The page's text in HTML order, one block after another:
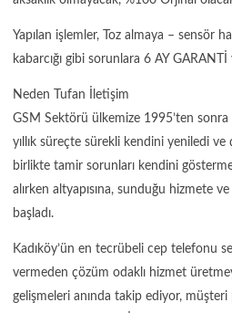
Yapılan işlemler, Toz almaya – sensör
kabarcığı gibi sorunlara 6 AY
Neden Tufan İletişim
GSM Sektörü ülkemize 1995’ten sonra
yıllık süreçte sürekli kendini yeniledi ve
birlikte tamir sorunları kendini
alırken altyapısına, sunduğu hizmete
başladı.
Kadıköy’ün en tecrübeli cep telefonu
vermeden çözüm odaklı hizmet
gelişmeleri anında takip ediyor,